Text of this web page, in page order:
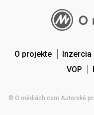
O projekte Inzercia
VOP
© O médiách.com Autorské